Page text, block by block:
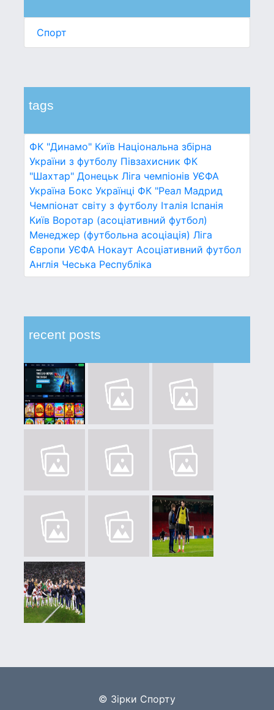
Спорт
tags
ФК "Динамо" Київ Національна збірна
України з футболу Півзахисник ФК
"Шахтар" Донецьк Ліга чемпіонів УЄФА
Україна Бокс Українці ФК "Реал Мадрид
Чемпіонат світу з футболу Італія Іспанія
Київ Воротар (асоціативний футбол)
Менеджер (футбольна асоціація) Ліга
Європи УЄФА Нокаут Асоціативний футбол
Англія Чеська Республіка
recent posts
© Зірки Спорту